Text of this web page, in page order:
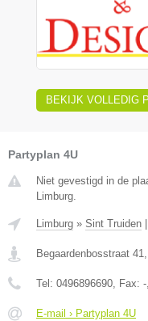
BEKIJK VOLLEDIG
Partyplan 4U
Niet gevestigd in de
Limburg.
Limburg » Sint Truiden
Begaardenbosstraat 41
Tel: 0496896690 , Fax: -
E-mail › Partyplan 4U